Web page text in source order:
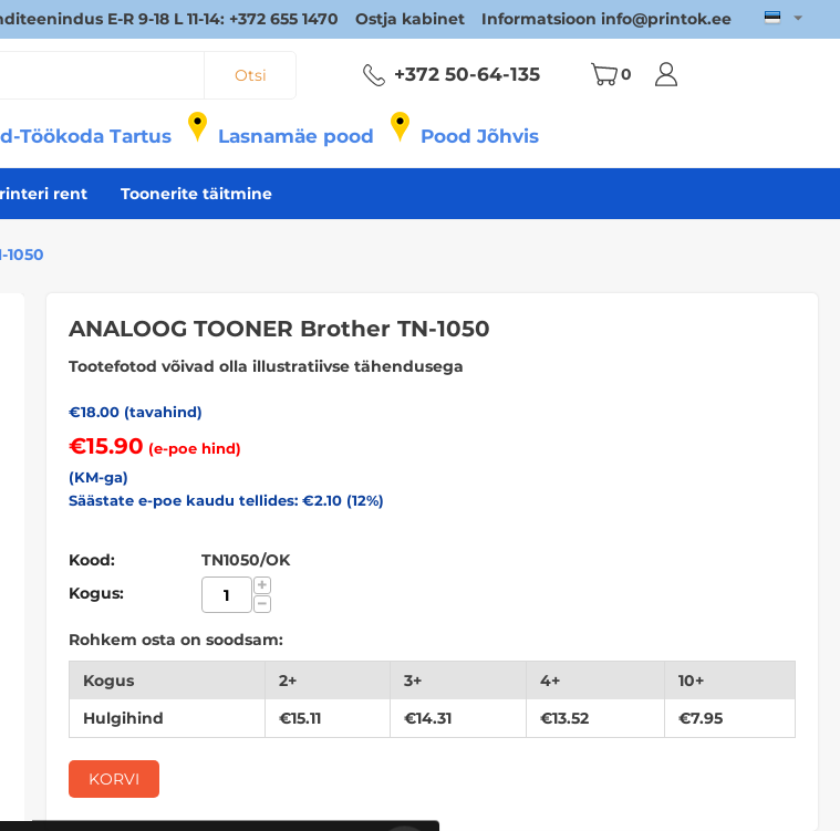
E-R 9-18 L 11-14: +372 655 1470 Ostja kabinet Informatsioon info@printok.ee
Otsi +372 50-64-135 0
Töökoda Tartus Lasnamäe pood Pood Jõhvis
rent Toonerite täitmine
1050
ANALOOG TOONER Brother TN-1050
Tootefotod võivad olla illustratiivse tähendusega
€18.00 (tavahind)
€15.90 (e-poe hind)
(KM-ga)
Säästate e-poe kaudu tellides: €2.10(12%)
Kood:
TN1050/OK
Kogus:
+
−
Rohkem osta on soodsam:
Kogus 2+ 3+ 4+
10+
Hulgihind
€15.11 €14.31 €13.52 €7.95
KORVI